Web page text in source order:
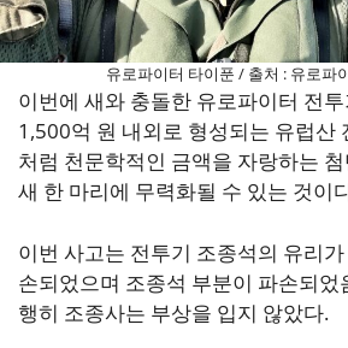
유로파이터 타이푼 / 출처 : 유로파
이번에 새와 충돌한 유로파이터 전
1,500억 원 내외로 형성되는 유럽산
처럼 천문학적인 금액을 자랑하는
새 한 마리에 무력화될 수 있는 것이
이번 사고는 전투기 조종석의 유리
손되었으며 조종석 부분이 파손되
행히 조종사는 부상을 입지 않았다.